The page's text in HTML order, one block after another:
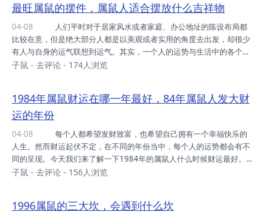
片由网友上传，来源网络，如有侵权，敬请告知！ 1972年属鼠人
下半年财运运势 下半年 72年的属鼠人在财运方面将会出现回落的
情况，即便本年度在合太岁的作用之下整体运势不错，但到了年底，也
要警惕钱财方面开支过大的原因。...
最旺属鼠的摆件，属鼠人适合摆放什么吉祥物
04-08
比较在意，但是绝大部分人都是以美观或者实用的角度去出发，却很少
有人与自身的运气联想到运气。其实，一个人的运势与生活中的各个方
面密切相关，其中就包括风水布局和摆件。下面就来看看，属鼠的人在
牛摆件 属鼠的人如果在搬迁新家或者是新办公环境的时候，可以在
家中摆放生肖牛的摆件。这是因为生肖牛与生肖鼠为六合的关系，因此
助。尤其是做生意的朋友，可以在显眼...
子鼠 - 去评论 - 174人浏览
1984年属鼠财运在哪一年最好，84年属鼠人发大财
运的年份
04-08
人生。然而财运起伏不定，在不同的年份当中，每个人的运势都会有不
同的呈现。今天我们来了解一下1984年的属鼠人什么时候财运最好。
声明：图片由网友上传，来源网络，如有侵权，敬请告知！ 1984
很大的推动作用，同时也会帮助他们得到不少的赚钱机会。不仅如此，
子鼠 - 去评论 - 156人浏览
1996属鼠的三大坎，会遇到什么坎